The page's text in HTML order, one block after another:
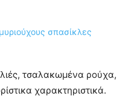
τσαλακωμένα ρούχα,
χαρακτηριστικά.